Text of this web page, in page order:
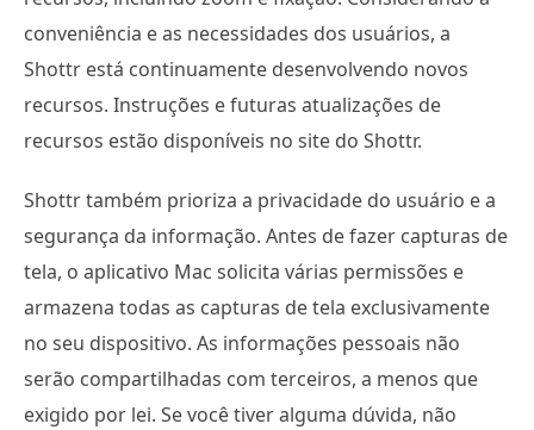
conveniência e as necessidades dos usuários, a
Shottr está continuamente desenvolvendo novos
recursos. Instruções e futuras atualizações de
recursos estão disponíveis no site do Shottr.
Shottr também prioriza a privacidade do usuário e a
segurança da informação. Antes de fazer capturas de
tela, o aplicativo Mac solicita várias permissões e
armazena todas as capturas de tela exclusivamente
no seu dispositivo. As informações pessoais não
serão compartilhadas com terceiros, a menos que
exigido por lei. Se você tiver alguma dúvida, não